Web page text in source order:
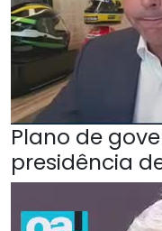
Plano de
presidência